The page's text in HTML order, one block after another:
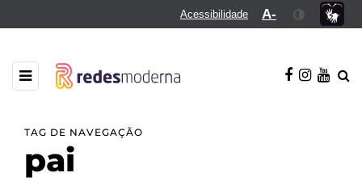
Acessibilidade A-
TAG DE NAVEGAÇÃO
pai